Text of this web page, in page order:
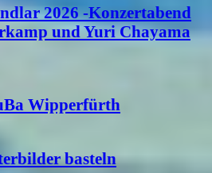
2026 -Konzertabend
und Yuri Chayama
Wipperfürth
basteln